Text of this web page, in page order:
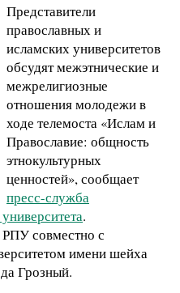
Представители
православных и
исламских университетов
обсудят межэтнические и
межрелигиозные
отношения молодежи в
ходе телемоста «Ислам и
Православие: общность
этнокультурных
ценностей», сообщает
пресс-служба
.
совместно с
имени шейха
Грозный.